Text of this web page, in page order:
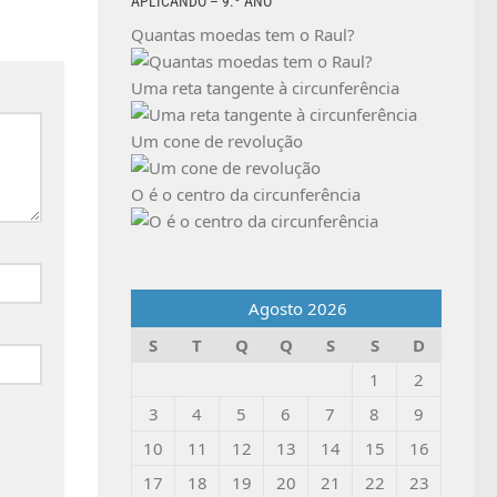
Quantas moedas tem o Raul?
Uma reta tangente à circunferência
Um cone de revolução
O é o centro da circunferência
Agosto 2026
S
T Q Q S S
D
1
2
3
4 5 6 7 8
9
10
11 12 13 14 15
16
17
18 19 20 21 22 23